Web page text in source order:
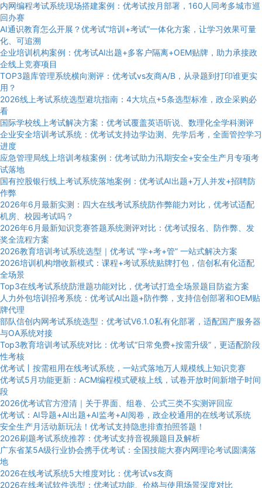
内网编程考试系统现场搭建案例：优考试按月部署，160人同考多城市巡
回办赛
AI通识教育怎么开展？优考试“培训+考试”一体化方案，让学习效果可量
化、可追溯
企业培训机构案例：优考试AI出题+多客户隔离+OEM贴牌，助力承接政
企线上竞赛项目
TOP3题库管理系统横向测评：优考试vs友商A/B，从录题到打印谁更实
用？
2026线上考试系统选型避坑指南：4大坑点+5条选型标准，政企采购必
看
国际学校线上考试解决方案：优考试覆盖英语听说、数理化全学科测评
企业安全培训考试系统：优考试支持边学边测、先学后考，全面管控学习
进度
应急管理局线上培训考核案例：优考试助力汛期安全+安全生产月专项考
试落地
国有控股银行线上考试系统落地案例：优考试AI出题+万人并发+招聘防
作弊
2026年6月最新实测：四大在线考试系统防作弊能力对比，优考试适配
机房、校园考试吗？
2026年6月最新知识竞赛答题系统测评对比：优考试报名、防作弊、发
奖全流程方案
2026教育培训考试系统选型｜优考试 “学+考+管” 一站式解决方案
2026培训机构增收新模式：课程+考试系统贴牌打包，信创私有化适配
全场景
Top3在线考试系统防泄题功能对比，优考试打造全场景题目防盗方案
人力外包培训招考系统：优考试AI出题+防作弊，支持信创部署和OEM贴
牌代理
部队信创内网考试系统选型：优考试V6.1.0私有化部署，适配国产服务器
与OA系统对接
Top3教育培训考试系统对比：优考试“日常免费+按需升级”，更适配阶段
性考核
优考试丨按需租用在线考试系统，一站式落地万人规模线上知识竞赛
优考试5月功能更新：ACM编程模式硬核上线，试卷开放时间新增子时间
段
2026优考试官方澄清｜关于界面、组卷、公式三类不实测评回应
优考试：AI导题+AI出题+AI监考+AI阅卷，政企校通用的在线考试系统
安全生产月活动新玩法！优考试支持隐患排查拍照答题！
2026刷题考试系统推荐：优考试支持音视频题目及解析
广东省某5A级行业协会携手优考试：全国技能大赛内网理论考试圆满落
地
2026在线考试系统5大维度对比：优考试vs友商
2026在线考试软件选型：优考试功能、价格与使用场景深度对比